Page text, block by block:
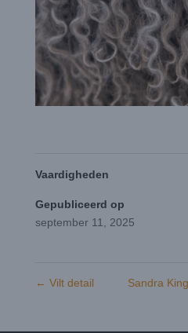
Vaardigheden
Gepubliceerd op
september 11, 2025
← Vilt detail Sandra